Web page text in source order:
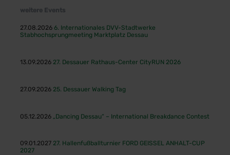
weitere Events
27.08.2026 6. Internationales DVV-Stadtwerke
Stabhochsprungmeeting Marktplatz Dessau
13.09.2026 27. Dessauer Rathaus-Center CityRUN 2026
27.09.2026 25. Dessauer Walking Tag
05.12.2026 „Dancing Dessau“ – International Breakdance Contest
09.01.2027 27. Hallenfußballturnier FORD GEISSEL ANHALT-CUP
2027